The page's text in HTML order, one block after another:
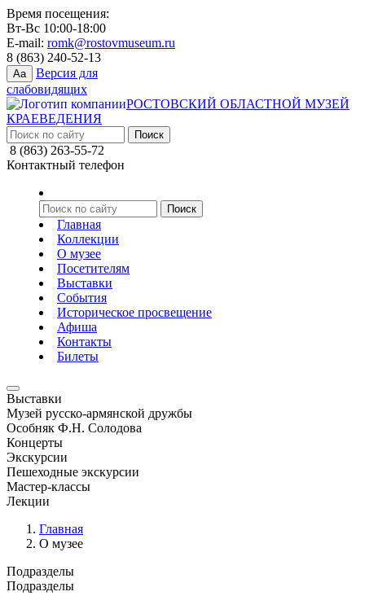
Время посещения:
Вт-Вс 10:00-18:00
E-mail: romk@rostovmuseum.ru
8 (863) 240-52-13
Aa
Версия для
слабовидящих
РОСТОВСКИЙ ОБЛАСТНОЙ МУЗЕЙ
КРАЕВЕДЕНИЯ
8 (863) 263-55-72
Контактный телефон
Главная
Коллекции
О музее
Посетителям
Выставки
События
Историческое просвещение
Афиша
Контакты
Билеты
Выставки
Музей русско-армянской дружбы
Особняк Ф.Н. Солодова
Концерты
Экскурсии
Пешеходные экскурсии
Мастер-классы
Лекции
Главная
О музее
Подразделы
Подразделы